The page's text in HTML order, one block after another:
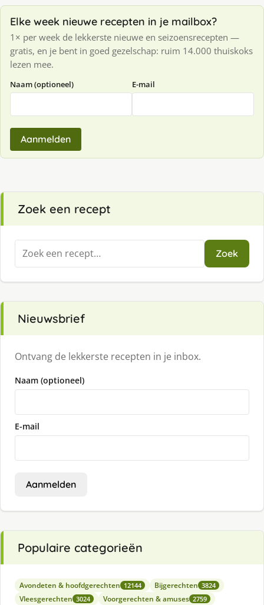
Elke week nieuwe recepten in je mailbox?
1× per week de lekkerste nieuwe en seizoensrecepten —
gratis, en je bent in goed gezelschap: ruim 14.000 thuiskoks
lezen mee.
Naam (optioneel) E-mail
Aanmelden
Zoek een recept
Zoeken
naar:
Zoek
Nieuwsbrief
Ontvang de lekkerste recepten in je inbox.
Naam (optioneel)
E-mail
Aanmelden
Populaire categorieën
Avondeten & hoofdgerechten 12144 Bijgerechten 3824
Vleesgerechten 3024 Voorgerechten & amuses 2759